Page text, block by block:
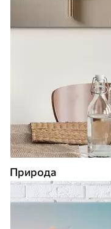
Природа